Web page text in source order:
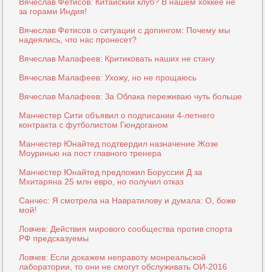
за горами Индия!
Вячеслав Фетисов о ситуации с допингом: Почему мы
надеялись, что нас пронесет?
Вячеслав Малафеев: Критиковать наших не стану
Вячеслав Малафеев: Ухожу, но не прощаюсь
Вячеслав Малафеев: За Облака переживаю чуть больше
Манчестер Сити объявил о подписании 4-летнего
контракта с футболистом Гюндоганом
Манчестер Юнайтед подтвердил назначение Жозе
Моуринью на пост главного тренера
Манчестер Юнайтед предложил Боруссии Д за
Мхитаряна 25 млн евро, но получил отказ
Санчес: Я смотрела на Навратилову и думала: О, боже
мой!
Ловчев: Действия мирового сообщества против спорта
РФ предсказуемы
Ловчев: Если докажем неправоту монреальской
лаборатории, то они не смогут обслуживать ОИ-2016